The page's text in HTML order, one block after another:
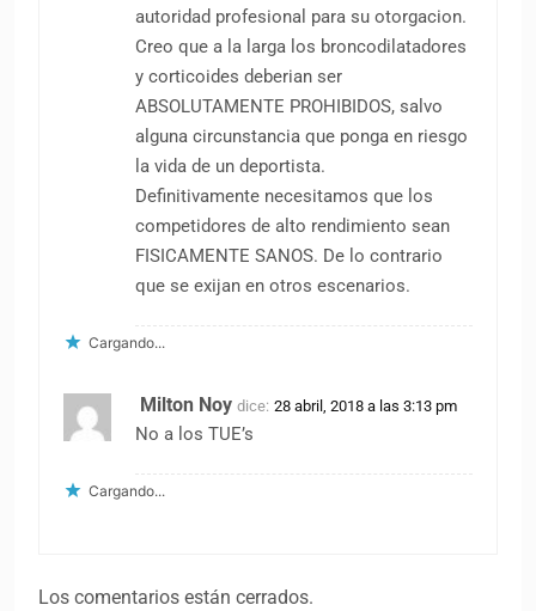
autoridad profesional para su otorgacion.
Creo que a la larga los broncodilatadores
y corticoides deberian ser
ABSOLUTAMENTE PROHIBIDOS, salvo
alguna circunstancia que ponga en riesgo
la vida de un deportista.
Definitivamente necesitamos que los
competidores de alto rendimiento sean
FISICAMENTE SANOS. De lo contrario
que se exijan en otros escenarios.
Cargando...
Milton Noy dice: 28 abril, 2018 a las 3:13 pm
No a los TUE’s
Cargando...
Los comentarios están cerrados.